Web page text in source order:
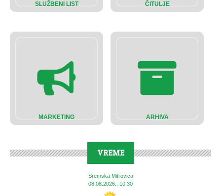
SLUŽBENI LIST ČITULJE
MARKETING ARHIVA
VREME
Sremska Mitrovica
08.08.2026., 10:30